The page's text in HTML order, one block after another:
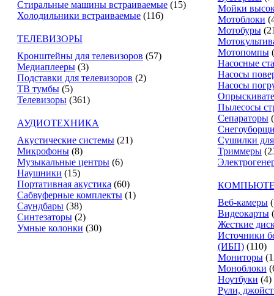
Стиральные машины встраиваемые (15)
Холодильники встраиваемые (116)
ТЕЛЕВИЗОРЫ
Кронштейны для телевизоров (57)
Медиаплееры (3)
Подставки для телевизоров (2)
ТВ тумбы (5)
Телевизоры (361)
АУДИОТЕХНИКА
Акустические системы (21)
Микрофоны (8)
Музыкальные центры (6)
Наушники (15)
Портативная акустика (60)
Сабвуферные комплекты (1)
Саундбары (38)
Синтезаторы (2)
Умные колонки (30)
Мойки
Мотоблоки
Мотобуры
Мотопомпы
Насосные
Насосы
Насосы
Пылесосы
Сепараторы
Сушилки
Триммеры
Веб-камеры
Видеокарты
Жесткие
Источники
(ИБП) (110)
Мониторы
Моноблоки
Ноутбуки (4)
Рули,